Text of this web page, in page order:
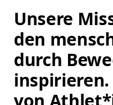
Unsere
den
durch